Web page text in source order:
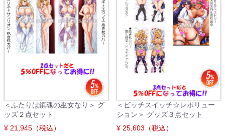
＜ふたりは鎮魂の巫女なり＞ グ
ッズ２点セット
¥ 21,945（税込）
＜ビッチスイッチ☆レボリュー
ション＞ グッズ３点セット
¥ 25,603（税込）